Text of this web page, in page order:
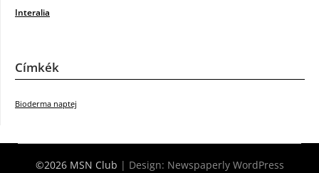
Interalia
Címkék
Bioderma naptej
©2026 MSN Club | Design: Newspaperly WordPress